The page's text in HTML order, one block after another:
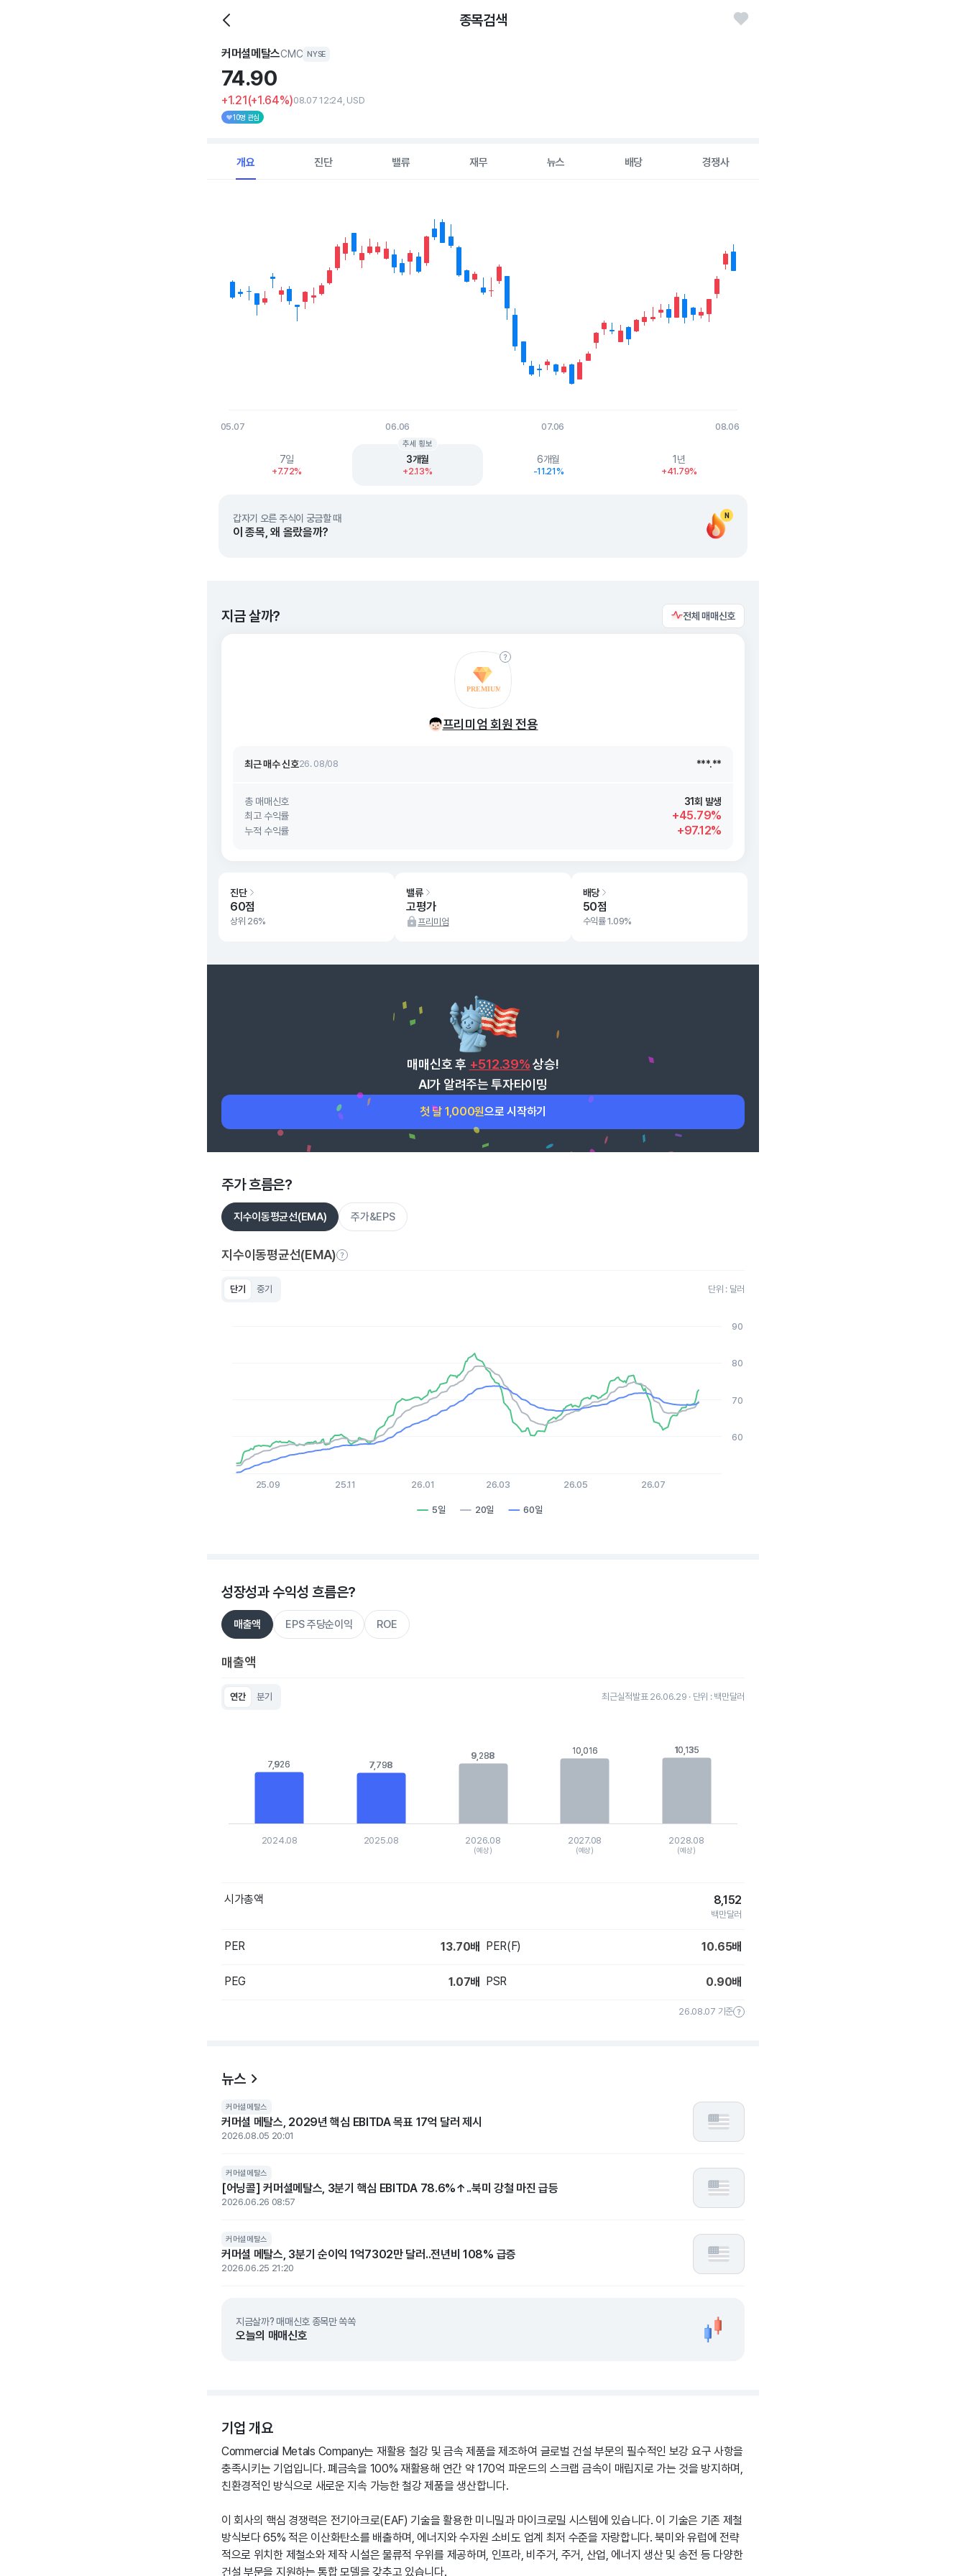
종목검색
커머셜메탈스CMC NYSE
74.90
+1.21(+1.64%)08.07 12:24, USD
10명 관심
개요 진단 밸류 재무 뉴스 배당 경쟁사
The chart has 1 X axis displaying Time. Data ranges from 2026-05-07 00:00:00 to 2026-08-06 00:00:00.
The chart has 1 Y axis displaying values. Data ranges from 59.96 to 79.91.
05.07 06.06 07.06 08.06
7일
+7.72%
3개월
+2.13%
추세 횡보
6개월
-11.21%
1년
+41.79%
N
갑자기 오른 주식이 궁금할 때
이 종목, 왜 올랐을까?
지금 살까? 전체 매매신호
프리미엄 회원 전용
최근 매수 신호26. 08/08 ***.**
총 매매신호
31회 발생
최고 수익률
+45.79%
누적 수익률 +97.12%
진단
60점
상위 26%
밸류
고평가
프리미엄
배당
50점
수익률 1.09%
매매신호 후 +512.39% 상승!
AI가 알려주는 투자타이밍
첫 달 1,000원으로 시작하기
주가 흐름은?
지수이동평균선(EMA) 주가&EPS
지수이동평균선(EMA)
단기 중기 단위 : 달러
The chart has 1 X axis displaying Time. Data ranges from 2025-08-07 15:00:00 to 2026-08-05 15:00:00.
The chart has 1 Y axis displaying values. Data ranges from 50.28 to 82.56.
5일 20일 60일
25.09 25.11 26.01 26.03 26.05 26.07
60
70
80
90
성장성과 수익성 흐름은?
매출액 EPS 주당순이익 ROE
매출액
연간 분기 최근실적발표 26.06.29 · 단위 : 백만달러
The chart has 1 Y axis displaying values. Data ranges from 7798.48 to 10135.12907.
7,926
7,926 7,798
7,798
9,288
9,288 10,016
10,016 10,135
10,135
2024.08 2025.08 2026.08
(예상)
2027.08
(예상)
2028.08
(예상)
시가총액 8,152
백만달러
PER 13.70배 PER(F) 10.65배
PEG 1.07배 PSR 0.90배
26.08.07 기준
뉴스
커머셜메탈스
커머셜 메탈스, 2029년 핵심 EBITDA 목표 17억 달러 제시
2026.08.05 20:01
커머셜메탈스
[어닝콜] 커머셜메탈스, 3분기 핵심 EBITDA 78.6%↑..북미 강철 마진 급등
2026.06.26 08:57
커머셜메탈스
커머셜 메탈스, 3분기 순이익 1억7302만 달러..전년비 108% 급증
2026.06.25 21:20
지금살까? 매매신호 종목만 쏙쏙
오늘의 매매신호
기업 개요
Commercial Metals Company는 재활용 철강 및 금속 제품을 제조하여 글로벌 건설 부문의 필수적인 보강 요구 사항을
충족시키는 기업입니다. 폐금속을 100% 재활용해 연간 약 170억 파운드의 스크랩 금속이 매립지로 가는 것을 방지하며,
친환경적인 방식으로 새로운 지속 가능한 철강 제품을 생산합니다.
이 회사의 핵심 경쟁력은 전기아크로(EAF) 기술을 활용한 미니밀과 마이크로밀 시스템에 있습니다. 이 기술은 기존 제철
방식보다 65% 적은 이산화탄소를 배출하며, 에너지와 수자원 소비도 업계 최저 수준을 자랑합니다. 북미와 유럽에 전략
적으로 위치한 제철소와 제작 시설은 물류적 우위를 제공하며, 인프라, 비주거, 주거, 산업, 에너지 생산 및 송전 등 다양한
건설 부문을 지원하는 통합 모델을 갖추고 있습니다.